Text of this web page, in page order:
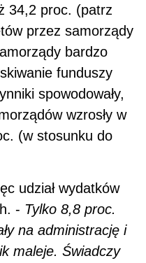
34,2 proc. (patrz
przez samorządy
bardzo
funduszy
spowodowały,
wzrosły w
(w stosunku do
udział wydatków
- Tylko 8,8 proc.
na administrację i
maleje. Świadczy